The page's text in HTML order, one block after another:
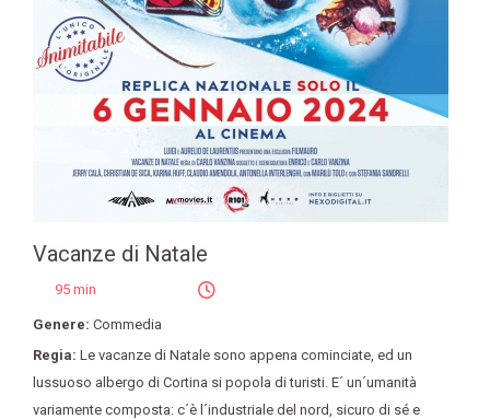
Vacanze di Natale
95 min
Genere: Commedia
Regia: Le vacanze di Natale sono appena cominciate ed un
lussuoso albergo di Cortina si popola di turisti. E´ un´umanità
variamente composta: c´è l´industriale del nord sicuro di sé e